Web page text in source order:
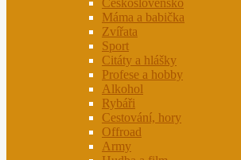
Československo
Máma a babička
Zvířata
Sport
Citáty a hlášky
Profese a hobby
Alkohol
Rybáři
Cestování, hory
Offroad
Army